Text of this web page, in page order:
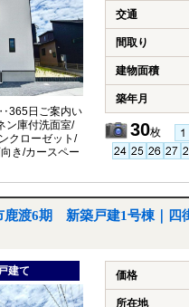
日ご案内い
ン庫付洗面室/
クローゼット/
き/カースペー
交通
間取り
建物面積
築年月
30枚
鹿渡6期 新築戸建1号棟｜四
建て 価格
所在地